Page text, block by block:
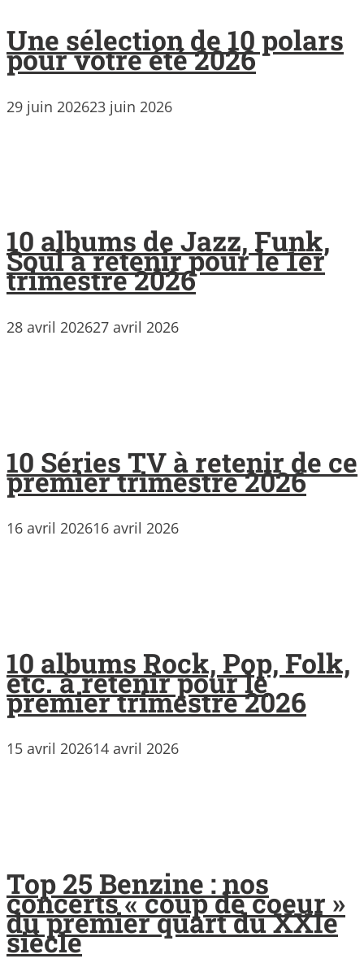
Une sélection de 10 polars
pour votre été 2026
29 juin 202623 juin 2026
10 albums de Jazz, Funk,
Soul à retenir pour le 1er
trimestre 2026
28 avril 202627 avril 2026
10 Séries TV à retenir de ce
premier trimestre 2026
16 avril 202616 avril 2026
10 albums Rock, Pop, Folk,
etc. à retenir pour le
premier trimestre 2026
15 avril 202614 avril 2026
Top 25 Benzine : nos
concerts « coup de coeur »
du premier quart du XXIe
siècle